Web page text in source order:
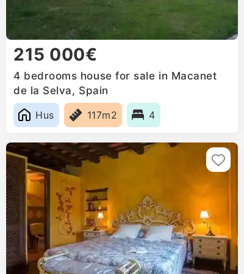
215 000€
4 bedrooms house for sale in Macanet
de la Selva, Spain
Hus
117m2 4